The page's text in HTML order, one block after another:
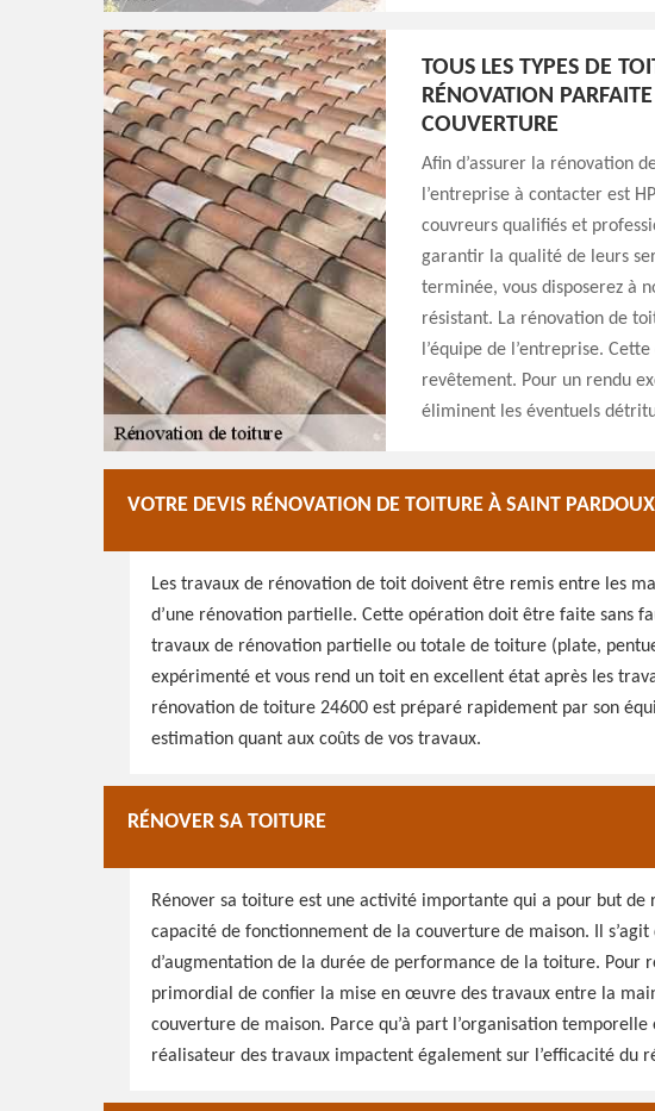
TOUS LES TYPES DE
RÉNOVATION
COUVERTURE
Afin d’assurer la rénovation
l’entreprise à contacter est
couvreurs qualifiés et
garantir la qualité de leurs
terminée, vous disposerez à
résistant. La rénovation de
l’équipe de l’entreprise.
revêtement. Pour un rendu
éliminent les éventuels
VOTRE DEVIS RÉNOVATION DE TOITURE À SAINT
Les travaux de rénovation de toit doivent être remis entre les
d’une rénovation partielle. Cette opération doit être faite sans
travaux de rénovation partielle ou totale de toiture (plate,
expérimenté et vous rend un toit en excellent état après les
rénovation de toiture 24600 est préparé rapidement par son
estimation quant aux coûts de vos travaux.
RÉNOVER SA TOITURE
Rénover sa toiture est une activité importante qui a pour but de
capacité de fonctionnement de la couverture de maison. Il
d’augmentation de la durée de performance de la toiture.
primordial de confier la mise en œuvre des travaux entre la
couverture de maison. Parce qu’à part l’organisation
réalisateur des travaux impactent également sur l’efficacité du